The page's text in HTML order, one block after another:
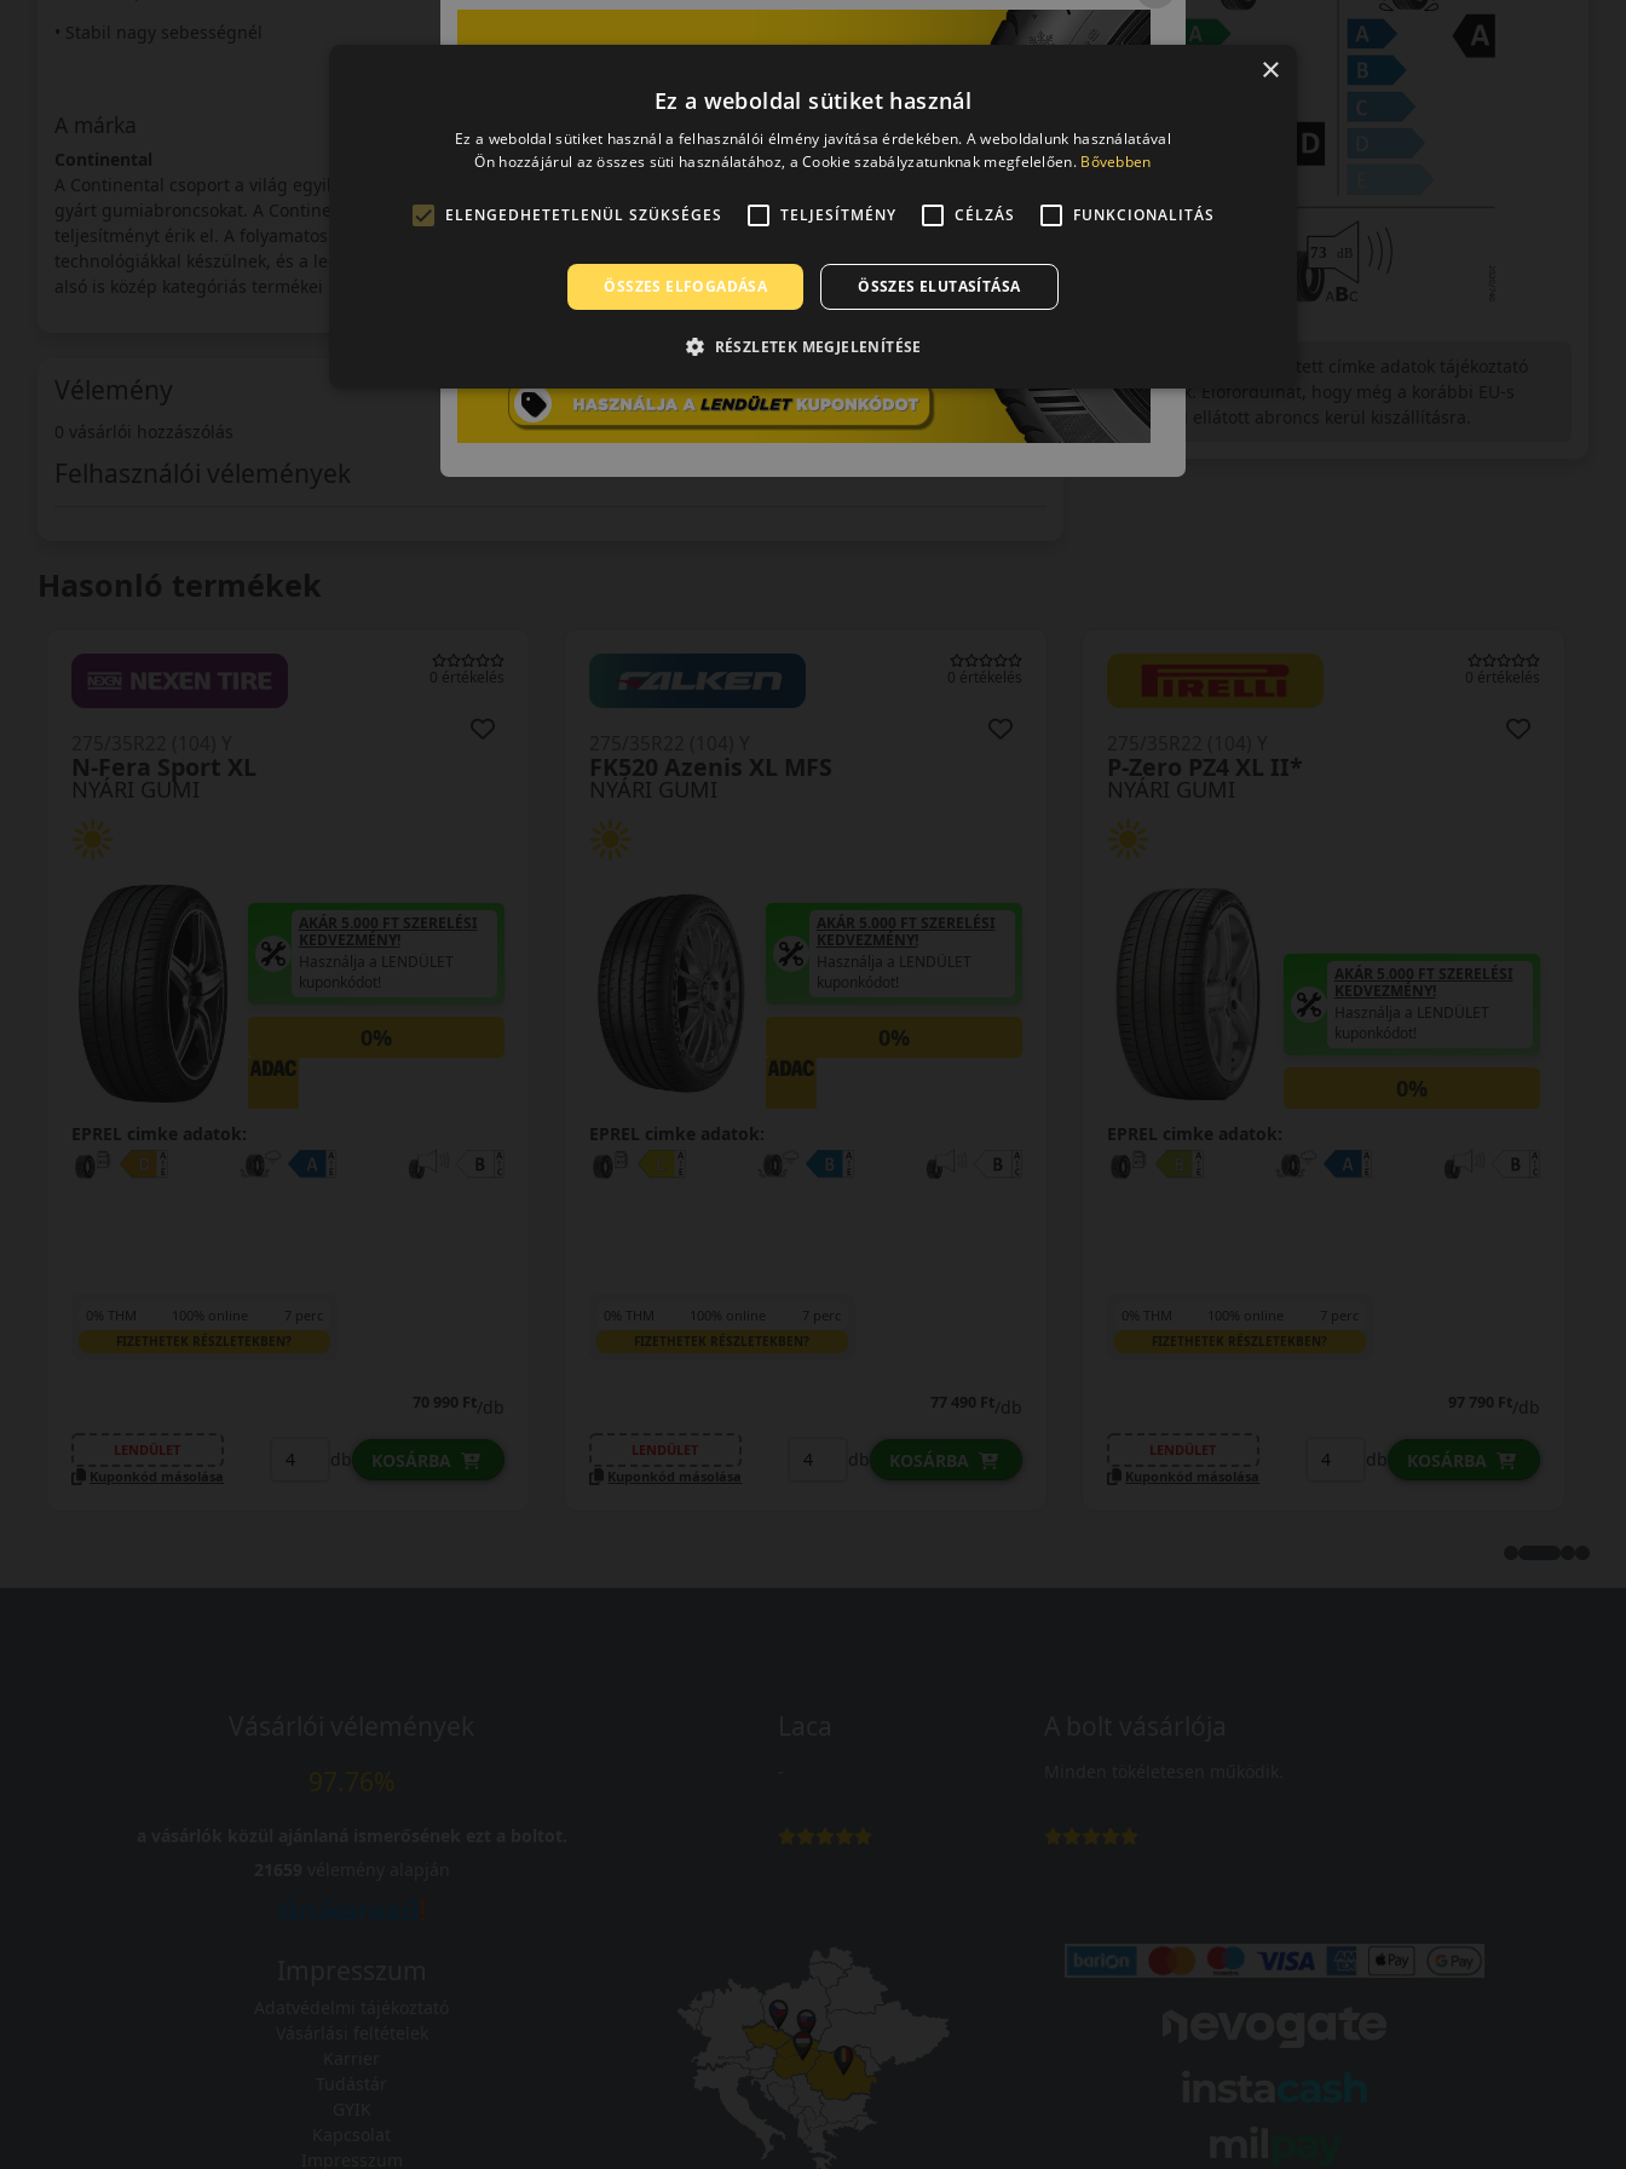
• Stabil nagy sebességnél
A márka
Continental
A Continental csoport a világ egyik legnagyobb autói-alkatrész gyártással foglalkozó vállalata. Közel másfél évszázada
gyárt gumiabroncsokat. A Continental abroncsok a prémium kategórián belül is az egyik legmagasabb minőséget és
teljesítményt érik el. A folyamatos innovációnak köszönhetően termékeik a legmodernebb összetevőkből a legkorszerűbb
technológiákkal készülnek, és a legmagasabb elvárásoknak is megfelelnek. Németesen stabil jó minőségükkel még a gyár
alsó is közép kategóriás termékei is felhívják magukra a figyelmet.
Vélemény
0 vásárlói hozzászólás 0 / 5
Felhasználói vélemények
jellegűek. Előfordulhat, hogy még a korábbi EU-s
címkével ellátott abroncs kerül kiszállításra.
Hasonló termékek
0 értékelés
NYÁRI GUMI
SportContact 7 XL FR
AKÁR 5.000 FT SZERELÉSI
KEDVEZMÉNY!
Használja a LENDÜLET
kuponkódot!
0%
EPREL cimke adatok:
0% THM 100% online 7 perc
FIZETHETEK RÉSZLETEKBEN?
98 690 Ft/db
LENDÜLET
Kuponkód másolása
db KOSÁRBA
0 értékelés
NYÁRI GUMI
Turanza 6 XL Enl
AKÁR 5.000 FT SZERELÉSI
KEDVEZMÉNY!
Használja a LENDÜLET
kuponkódot!
0%
EPREL cimke adatok:
0% THM 100% online 7 perc
FIZETHETEK RÉSZLETEKBEN?
99 890 Ft/db
LENDÜLET
Kuponkód másolása
db KOSÁRBA
0 értékelés
NYÁRI GUMI
Pilot Sport 4 SUV XL *
AKÁR 5.000 FT SZERELÉSI
KEDVEZMÉNY!
Használja a LENDÜLET
kuponkódot!
0%
EPREL cimke adatok:
0% THM 100% online 7 perc
FIZETHETEK RÉSZLETEKBEN?
108 790 Ft/db
LENDÜLET
Kuponkód másolása
db KOSÁRBA
×
Ez a weboldal sütiket használ
Ez a weboldal sütiket használ a felhasználói élmény javítása érdekében. A weboldalunk használatával
Ön hozzájárul az összes süti használatához, a Cookie szabályzatunknak megfelelően. Bővebben
ELENGEDHETETLENÜL SZÜKSÉGES TELJESÍTMÉNY CÉLZÁS FUNKCIONALITÁS
ÖSSZES ELFOGADÁSA ÖSSZES ELUTASÍTÁSA
RÉSZLETEK MEGJELENÍTÉSE